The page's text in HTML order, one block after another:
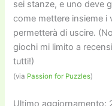
sei stanze, e uno deve
come mettere insieme i
permetterà di uscire.
giochi mi limito a
tutti!)
(via Passion for Puzzles)
Ultimo aggiornamento: